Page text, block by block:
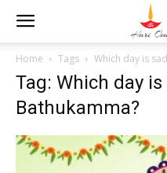
Home Tags Which day is
Tag: Which day
Bathukamma?